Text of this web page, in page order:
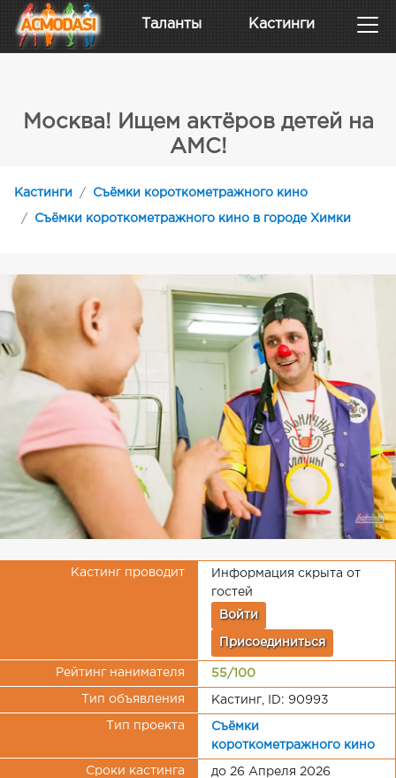
Таланты Кастинги
Москва! Ищем актёров детей на
АМС!
Кастинги Съёмки короткометражного кино
Съёмки короткометражного кино в городе Химки
Кастинг проводит
Информация скрыта от
гостей
Войти
Присоединиться
Рейтинг нанимателя 55/100
Тип объявления Кастинг, ID: 90993
Тип проекта
Съёмки
короткометражного кино
Сроки кастинга до 26 Апреля 2026